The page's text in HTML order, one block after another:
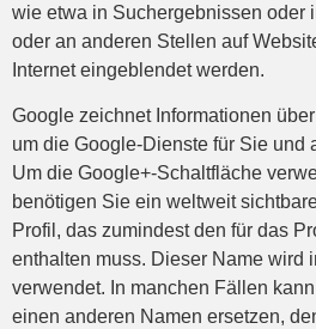
wie etwa in Suchergebnissen oder
oder an anderen Stellen auf
Internet eingeblendet werden.
Google zeichnet Informationen
um die Google-Dienste für Sie und
Um die Google+-Schaltfläche
benötigen Sie ein weltweit
Profil, das zumindest den für das
enthalten muss. Dieser Name wird
verwendet. In manchen Fällen
einen anderen Namen ersetzen,